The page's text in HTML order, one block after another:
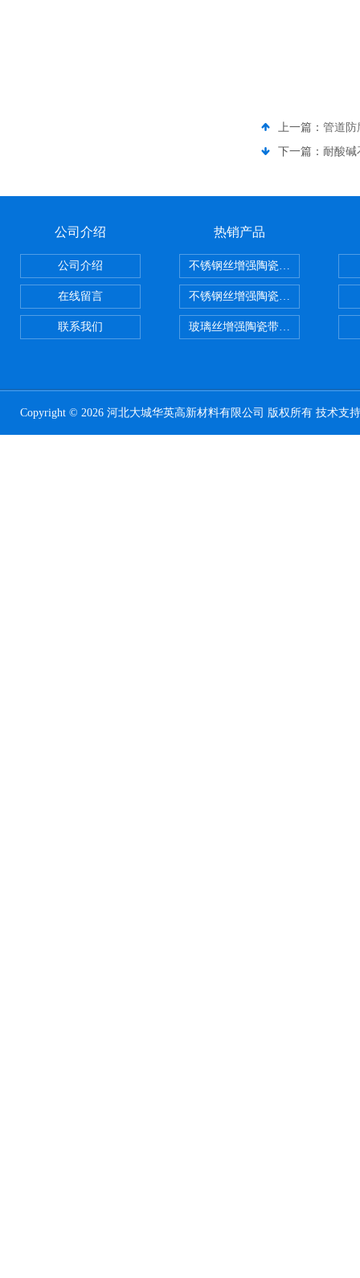
上一篇： 管道防
下一篇： 耐酸碱
公司介绍
公司介绍
在线留言
联系我们
热销产品
不锈钢丝增强陶瓷纤维布，陶瓷布
不锈钢丝增强陶瓷纤维布应用范围
玻璃丝增强陶瓷带，硅酸铝纤维
Copyright © 2026 河北大城华英高新材料有限公司 版权所有 技术支